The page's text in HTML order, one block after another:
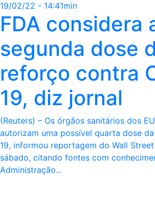
19/02/22 - 14:41min
FDA considera
segunda dose
reforço contra
19, diz jornal
(Reuters) – Os órgãos sanitários dos
autorizam uma possível quarta dose
19, informou reportagem do Wall
sábado, citando fontes com
Administração...